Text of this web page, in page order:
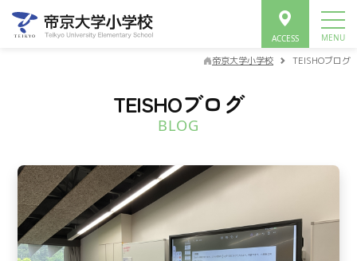
帝京大学小学校 TEISHOブログ
TEISHOブログ
BLOG